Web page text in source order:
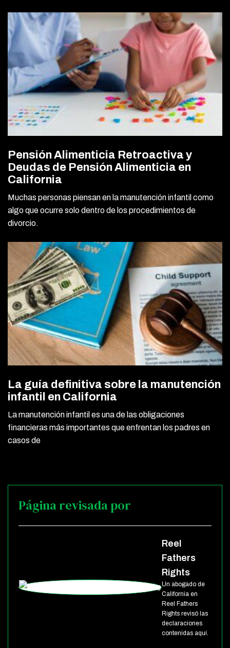
Pensión Alimenticia Retroactiva y
Deudas de Pensión Alimenticia en
California
Muchas personas piensan en la manutención infantil como
algo que ocurre solo dentro de los procedimientos de
divorcio.
La guía definitiva sobre la manutención
infantil en California
La manutención infantil es una de las obligaciones
financieras más importantes que enfrentan los padres en
casos de
Página revisada por
Reel
Fathers
Rights
Un abogado de
California en
Reel Fathers
Rights revisó las
declaraciones
contenidas aquí.